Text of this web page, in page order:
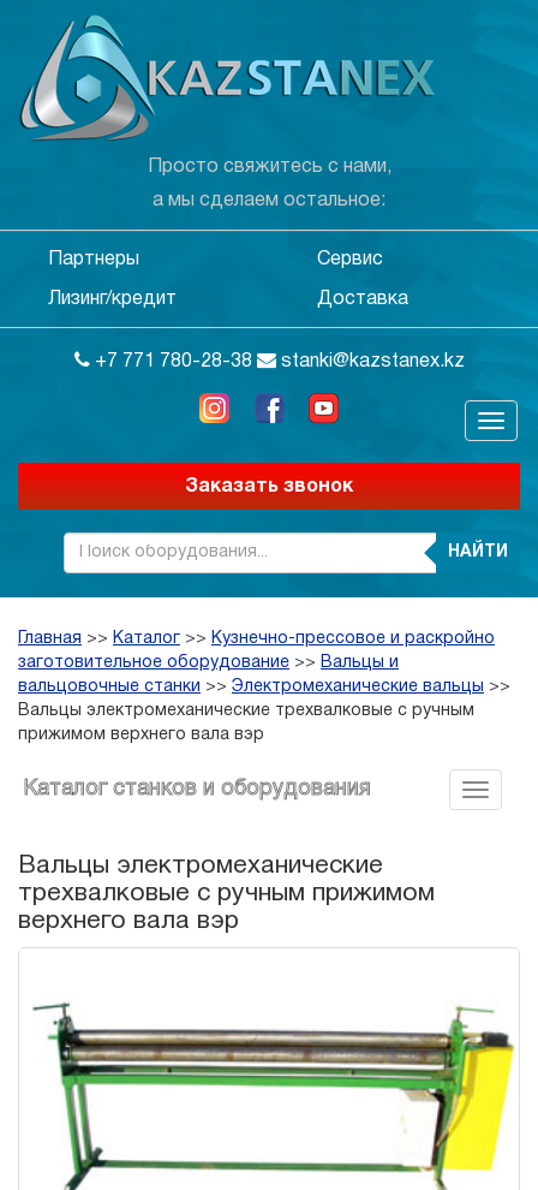
Просто свяжитесь с нами,
а мы сделаем остальное:
Партнеры Сервис
Лизинг/кредит Доставка
+7 771 780-28-38 stanki@kazstanex.kz
Заказать звонок
НАЙТИ
Главная >> Каталог >> Кузнечно-прессовое и раскройно
заготовительное оборудование >> Вальцы и
вальцовочные станки >> Электромеханические вальцы
>>
Вальцы электромеханические трехвалковые с ручным
прижимом верхнего вала вэр
Каталог станков и оборудования
Вальцы электромеханические
трехвалковые с ручным прижимом
верхнего вала вэр